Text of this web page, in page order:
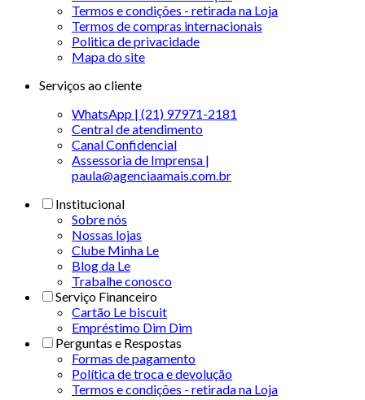
Termos e condições - retirada na Loja
Termos de compras internacionais
Politica de privacidade
Mapa do site
Serviços ao cliente
WhatsApp | (21) 97971-2181
Central de atendimento
Canal Confidencial
Assessoria de Imprensa |
paula@agenciaamais.com.br
Institucional
Sobre nós
Nossas lojas
Clube Minha Le
Blog da Le
Trabalhe conosco
Serviço Financeiro
Cartão Le biscuit
Empréstimo Dim Dim
Perguntas e Respostas
Formas de pagamento
Política de troca e devolução
Termos e condições - retirada na Loja